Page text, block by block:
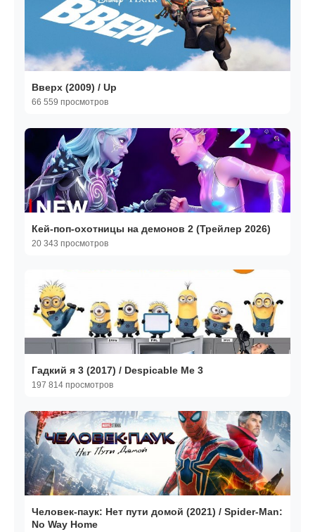
Вверх (2009) / Up
66 559 просмотров
Кей-поп-охотницы на демонов 2 (Трейлер 2026)
20 343 просмотров
Гадкий я 3 (2017) / Despicable Me 3
197 814 просмотров
Человек-паук: Нет пути домой (2021) / Spider-Man:
No Way Home